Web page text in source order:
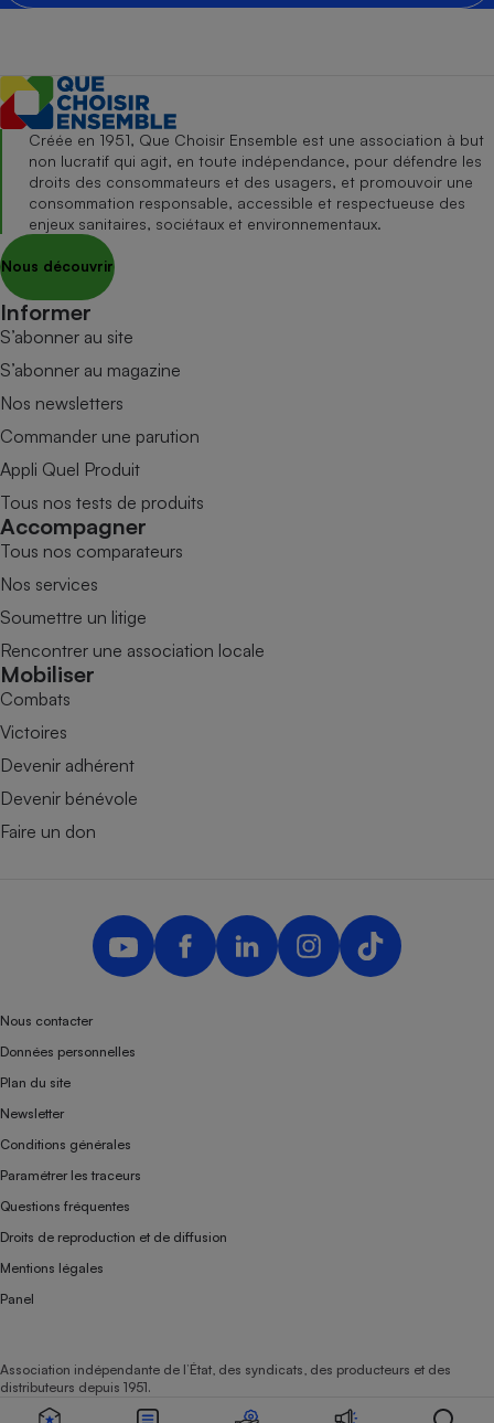
Créée en 1951, Que Choisir Ensemble est une association à but
non lucratif qui agit, en toute indépendance, pour défendre les
droits des consommateurs et des usagers, et promouvoir une
consommation responsable, accessible et respectueuse des
enjeux sanitaires, sociétaux et environnementaux.
Nous découvrir
Informer
S’abonner au site
S’abonner au magazine
Nos newsletters
Commander une parution
Appli Quel Produit
Tous nos tests de produits
Accompagner
Tous nos comparateurs
Nos services
Soumettre un litige
Rencontrer une association locale
Mobiliser
Combats
Victoires
Devenir adhérent
Devenir bénévole
Faire un don
Nous contacter
Données personnelles
Plan du site
Newsletter
Conditions générales
Paramétrer les traceurs
Questions fréquentes
Droits de reproduction et de diffusion
Mentions légales
Panel
Association indépendante de l’État, des syndicats, des producteurs et des
distributeurs depuis 1951.